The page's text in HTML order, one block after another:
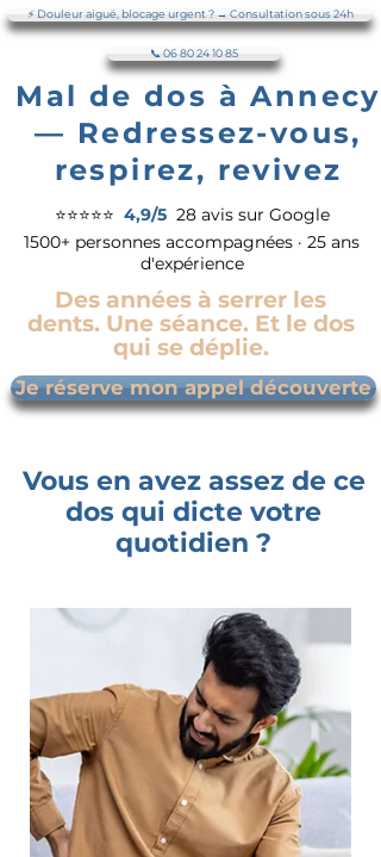
⚡ Douleur aiguë, blocage urgent ? → Consultation sous 24h
📞 06 80 24 10 85
Mal de dos à Annecy
— Redressez-vous,
respirez, revivez
⭐⭐⭐⭐⭐ 4,9/528 avis sur Google
1500+ personnes accompagnées · 25 ans
d'expérience
Des années à serrer les
dents. Une séance. Et le dos
qui se déplie.
Je réserve mon appel découverte
Vous en avez assez de ce
dos qui dicte votre
quotidien ?